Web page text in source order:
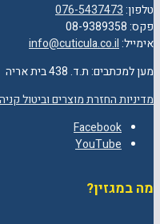
טלפון:076-5437473
פקס: 08-9389358
אימייל:info@cuticula.co.il
מען למכתבים: ת.ד. 438 בית אריה
מדיניות החזרת מוצרים וביטול קניה
Facebook
YouTube
מה במגזין?